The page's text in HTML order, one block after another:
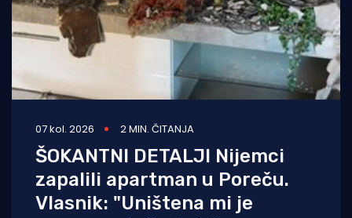
07 kol. 2026 2 MIN. ČITANJA
ŠOKANTNI DETALJI Nijemci
zapalili apartman u Poreču.
Vlasnik: "Uništena mi je